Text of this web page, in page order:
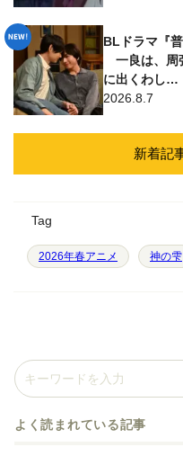
BLドラマ『
一良は、周
に出くわし…
2026.8.7
新着記
Tag
2026年春アニメ 神の雫
よく読まれている記事